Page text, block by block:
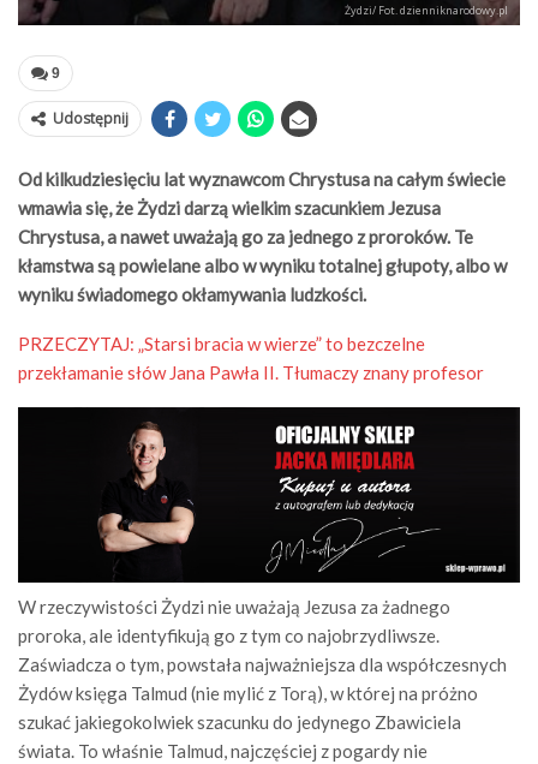
Żydzi/ Fot. dzienniknarodowy.pl
9
Udostępnij
Od kilkudziesięciu lat wyznawcom Chrystusa na całym świecie
wmawia się, że Żydzi darzą wielkim szacunkiem Jezusa
Chrystusa, a nawet uważają go za jednego z proroków. Te
kłamstwa są powielane albo w wyniku totalnej głupoty, albo w
wyniku świadomego okłamywania ludzkości.
PRZECZYTAJ: „Starsi bracia w wierze” to bezczelne
przekłamanie słów Jana Pawła II. Tłumaczy znany profesor
W rzeczywistości Żydzi nie uważają Jezusa za żadnego
proroka, ale identyfikują go z tym co najobrzydliwsze.
Zaświadcza o tym, powstała najważniejsza dla współczesnych
Żydów księga Talmud (nie mylić z Torą), w której na próżno
szukać jakiegokolwiek szacunku do jedynego Zbawiciela
świata. To właśnie Talmud, najczęściej z pogardy nie